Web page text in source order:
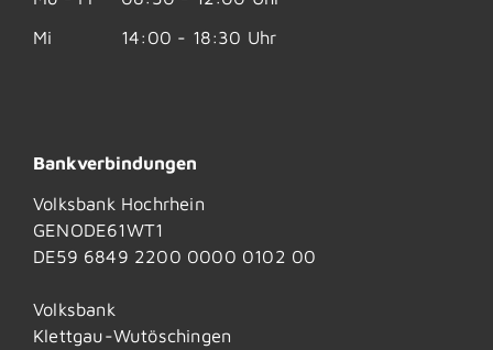
Mi
14:00 - 18:30 Uhr
Bankverbindungen
Volksbank Hochrhein
GENODE61WT1
DE59 6849 2200 0000 0102 00
Volksbank
Klettgau-Wutöschingen